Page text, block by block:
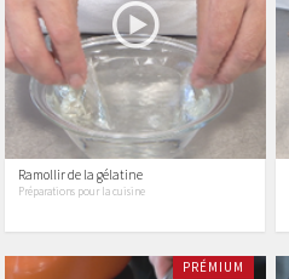
Ramollir de la gélatine
Préparations pour la cuisine
PRÉMIUM